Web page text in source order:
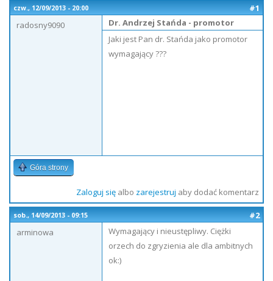
czw., 12/09/2013 - 20:00
#1
radosny9090
Dr. Andrzej Stańda - promotor
Jaki jest Pan dr. Stańda jako promotor
wymagający ???
Góra strony
Zaloguj sięalbo zarejestruj aby dodać komentarz
sob., 14/09/2013 - 09:15
#2
arminowa
Wymagający i nieustępliwy. Ciężki
orzech do zgryzienia ale dla ambitnych
ok:)